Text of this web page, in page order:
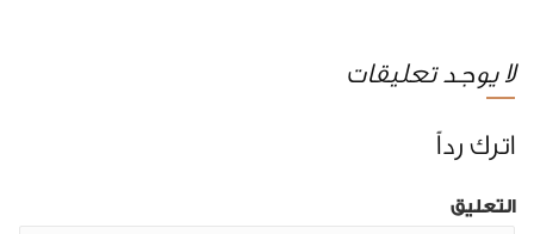
لا يوجد تعليقات
اترك رداً
التعليق